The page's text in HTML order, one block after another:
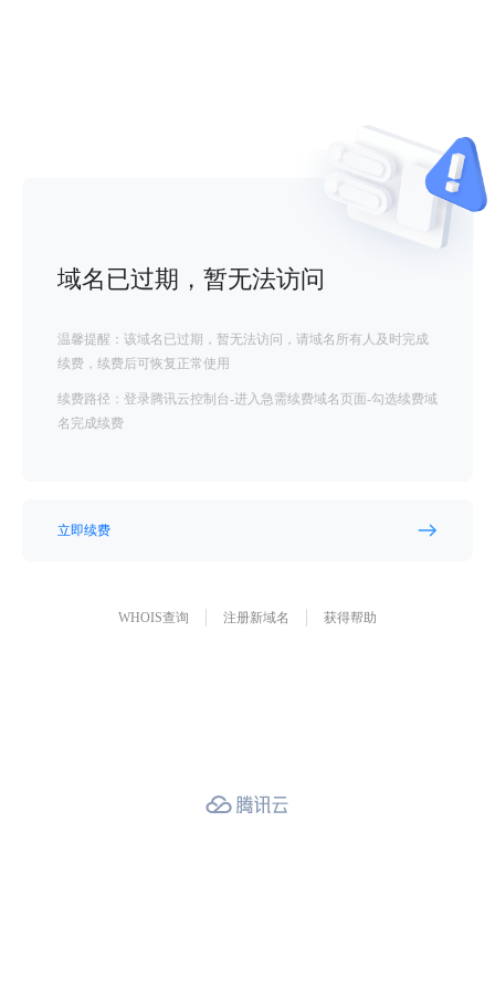
域名已过期，暂无法访问
温馨提醒：该域名已过期，暂无法访问，请域名所有人及时完成
续费，续费后可恢复正常使用
续费路径：登录腾讯云控制台-进入急需续费域名页面-勾选续费域
名完成续费
立即续费
WHOIS查询 注册新域名 获得帮助